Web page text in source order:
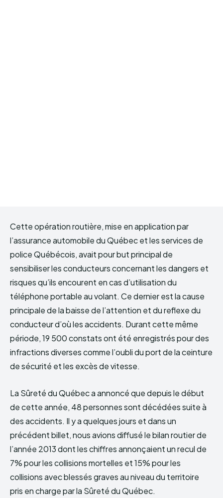
Cette opération routière, mise en application par
l’assurance automobile du Québec et les services de
police Québécois, avait pour but principal de
sensibiliser les conducteurs concernant les dangers et
risques qu’ils encourent en cas d’utilisation du
téléphone portable au volant. Ce dernier est la cause
principale de la baisse de l’attention et du reflexe du
conducteur d’où les accidents. Durant cette même
période, 19 500 constats ont été enregistrés pour des
infractions diverses comme l’oubli du port de la ceinture
de sécurité et les excès de vitesse.
La Sûreté du Québec a annoncé que depuis le début
de cette année, 48 personnes sont décédées suite à
des accidents. Il y a quelques jours et dans un
précédent billet, nous avions diffusé le bilan routier de
l’année 2013 dont les chiffres annonçaient un recul de
7% pour les collisions mortelles et 15% pour les
collisions avec blessés graves au niveau du territoire
pris en charge par la Sûreté du Québec.